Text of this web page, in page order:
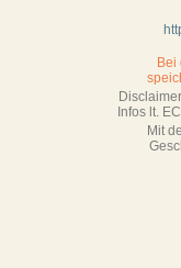
Bei
Infos lt.
Mit